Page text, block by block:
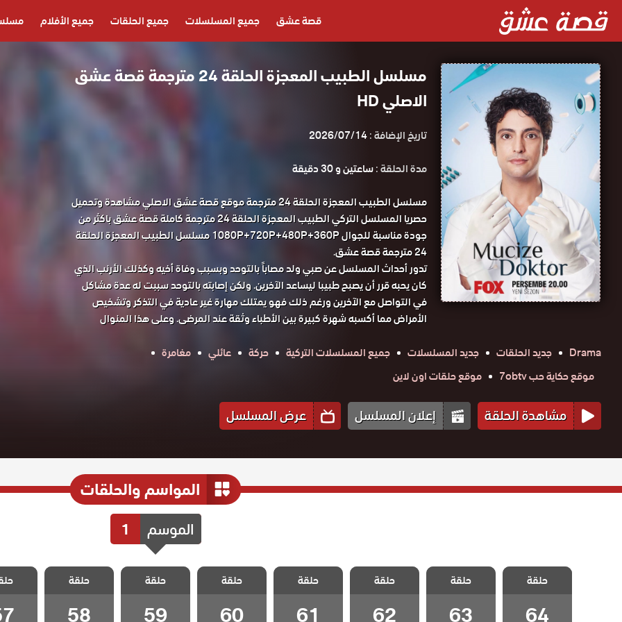
قصة عشق جميع المسلسلات جميع الحلقات جميع الأفلام
مسلسل الطبيب المعجزة الحلقة 24 مترجمة قصة عشق
الاصلي HD
تاريخ الإضافة :2026/07/14
مدة الحلقة :ساعتين و 30 دقيقة
مسلسل الطبيب المعجزة الحلقة 24 مترجمة موقع قصة عشق الاصلي مشاهدة وتحميل
حصريا المسلسل التركي الطبيب المعجزة الحلقة 24 مترجمة كاملة قصة عشق باكثر من
جودة مناسبة للجوال 1080P+720P+480P+360P مسلسل الطبيب المعجزة الحلقة
24 مترجمة قصة عشق.
تدور أحداث المسلسل عن صبي ولد مصاباً بالتوحد وبسبب وفاة أخيه وكذلك الأرنب الذي
كان يحبه قرر أن يصبح طبيبا ليساعد الآخرين. ولكن إصابته بالتوحد سببت له عدة مشاكل
في التواصل مع الآخرين ورغم ذلك فهو يمتلك مهارة غير عادية في التذكر وتشخيص
الأمراض مما أكسبه شهرة كبيرة بين الأطباء وثقة عند المرضى. وعلى هذا المنوال
Drama
جديد الحلقات جديد المسلسلات جميع المسلسلات التركية حركة عائلي
مغامرة
موقع حكاية حب 7obtv
موقع حلقات اون لاين
مشاهدة الحلقة إعلان المسلسل عرض المسلسل
المواسم والحلقات
الموسم 1
مسلسل الطبيب
المعجزة الحلقة
64 – Final
حلقة
64
مسلسل الطبيب
المعجزة الحلقة
63
حلقة
63
مسلسل الطبيب
المعجزة الحلقة
62
حلقة
62
مسلسل الطبيب
المعجزة الحلقة
61
حلقة
61
مسلسل الطبيب
المعجزة الحلقة
60
حلقة
60
مسلسل الطبيب
المعجزة الحلقة
59
حلقة
59
مسلسل الطبيب
المعجزة الحلقة
58
حلقة
58
مسلسل